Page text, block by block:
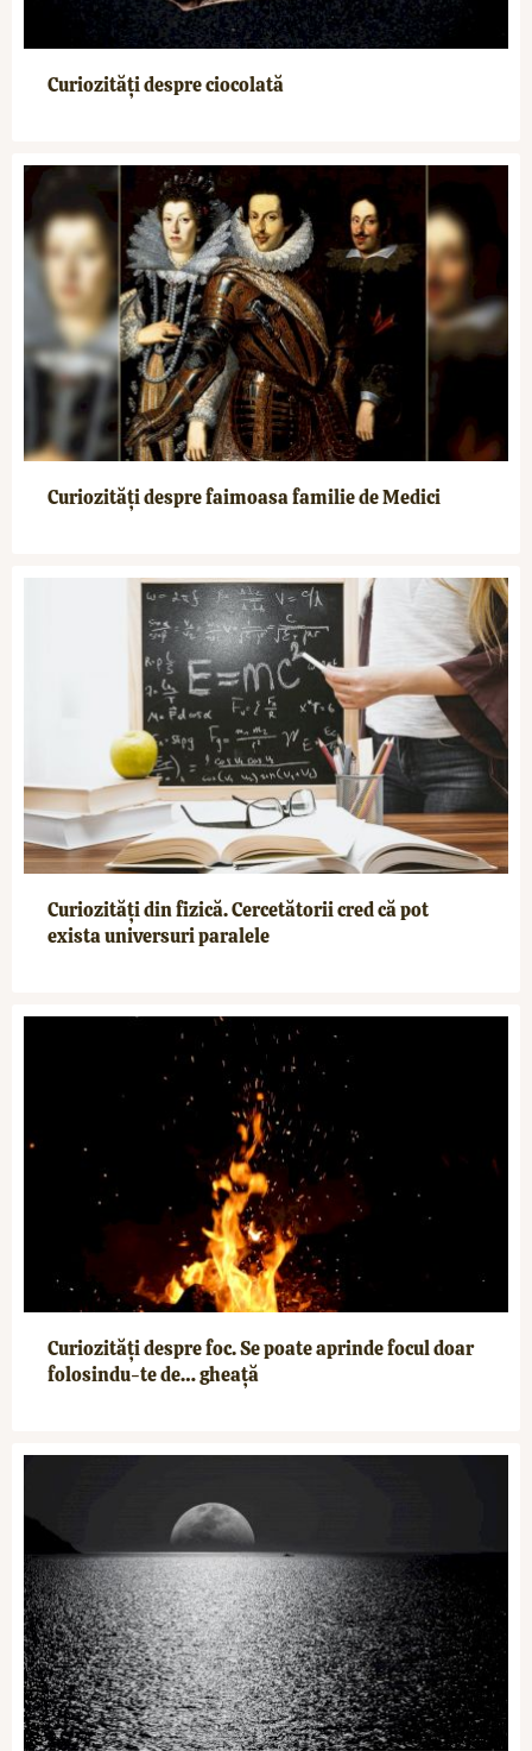
Curiozități despre ciocolată
Curiozități despre faimoasa familie de Medici
Curiozități din fizică. Cercetătorii cred că pot
exista universuri paralele
Curiozități despre foc. Se poate aprinde focul doar
folosindu-te de… gheață